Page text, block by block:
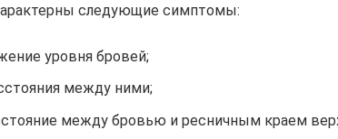
следующие симптомы:
уровня бровей;
между ними;
между бровью и ресничным краем